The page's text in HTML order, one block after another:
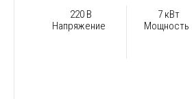
220 В
Напряжение
7 кВт
Мощность